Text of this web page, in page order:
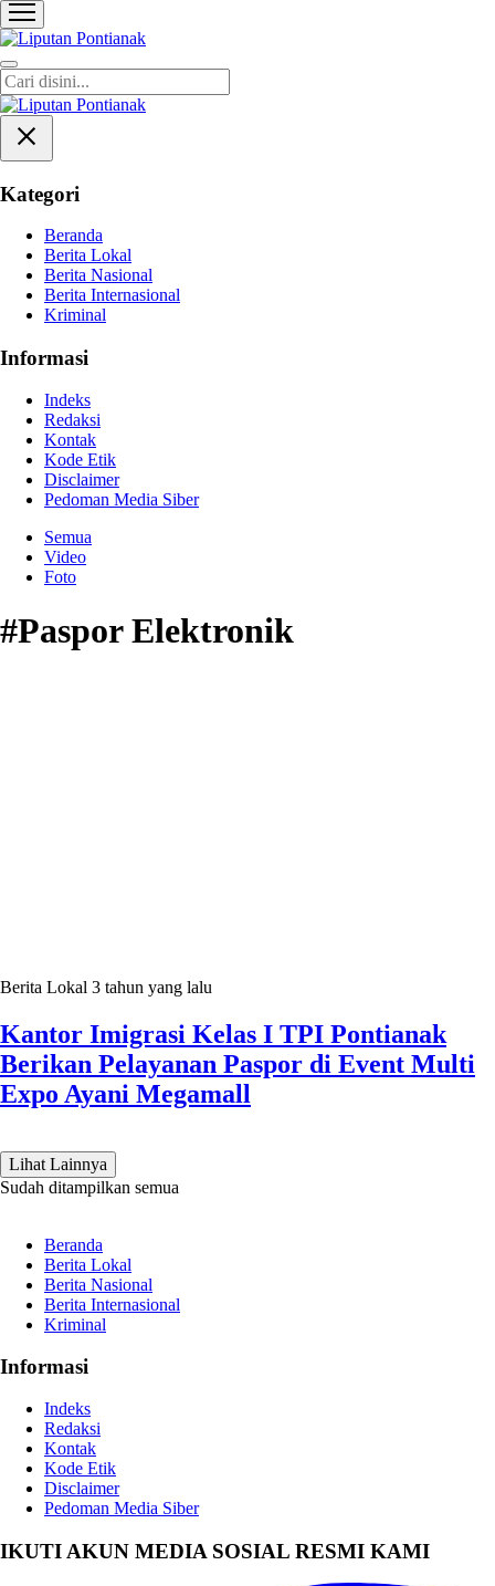
Liputan Pontianak
Berita Terkini dan TerUpdate
Kategori
Beranda
Berita Lokal
Berita Nasional
Berita Internasional
Kriminal
Informasi
Indeks
Redaksi
Kontak
Kode Etik
Disclaimer
Pedoman Media Siber
Semua
Video
Foto
#Paspor Elektronik
Berita Lokal 3 tahun yang lalu
Kantor Imigrasi Kelas I TPI Pontianak
Berikan Pelayanan Paspor di Event Multi
Expo Ayani Megamall
Lihat Lainnya
Sudah ditampilkan semua
Beranda
Berita Lokal
Berita Nasional
Berita Internasional
Kriminal
Informasi
Indeks
Redaksi
Kontak
Kode Etik
Disclaimer
Pedoman Media Siber
IKUTI AKUN MEDIA SOSIAL RESMI KAMI